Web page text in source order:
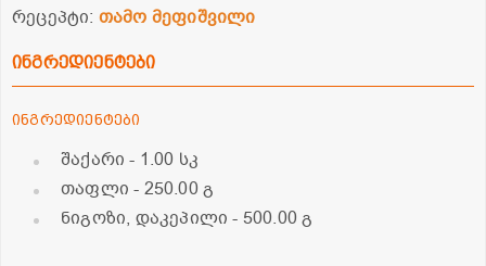
რეცეპტი: თამო მეფიშვილი
ინგრედიენტები
ინგრედიენტები
შაქარი- 1.00 სკ
თაფლი- 250.00 გ
ნიგოზი, დაკეპილი- 500.00 გ